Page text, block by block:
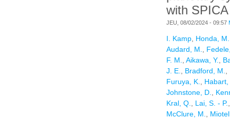
with SPICA
JEU, 08/02/2024 - 09:57
I. Kamp Honda, M.
Audard, M.
F. M.
Aikawa, Y.
J. E.
Bradford, M.
Furuya, K.
Habart,
Johnstone, D.
Kral, Q.
Lai, S. - P.
McClure, M.